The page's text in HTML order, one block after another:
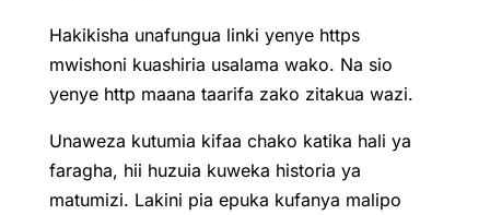
Hakikisha unafungua linki yenye https
mwishoni kuashiria usalama wako. Na sio
yenye http maana taarifa zako zitakua wazi.
Unaweza kutumia kifaa chako katika hali ya
faragha, hii huzuia kuweka historia ya
matumizi. Lakini pia epuka kufanya malipo